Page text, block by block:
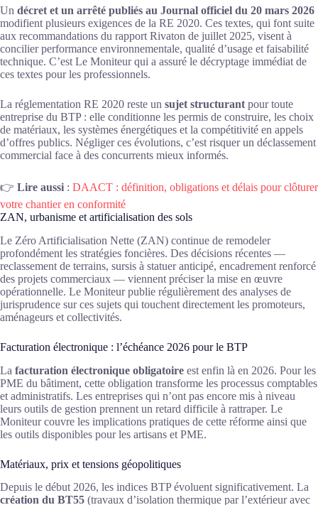
Un décret et un arrêté publiés au Journal officiel du 20 mars 2026
modifient plusieurs exigences de la RE 2020. Ces textes, qui font suite
aux recommandations du rapport Rivaton de juillet 2025, visent à
concilier performance environnementale, qualité d’usage et faisabilité
technique. C’est Le Moniteur qui a assuré le décryptage immédiat de
ces textes pour les professionnels.
La réglementation RE 2020 reste un sujet structurant pour toute
entreprise du BTP : elle conditionne les permis de construire, les choix
de matériaux, les systèmes énergétiques et la compétitivité en appels
d’offres publics. Négliger ces évolutions, c’est risquer un déclassement
commercial face à des concurrents mieux informés.
👉 Lire aussi : DAACT : définition, obligations et délais pour clôturer
votre chantier en conformité
ZAN, urbanisme et artificialisation des sols
Le Zéro Artificialisation Nette (ZAN) continue de remodeler
profondément les stratégies foncières. Des décisions récentes —
reclassement de terrains, sursis à statuer anticipé, encadrement renforcé
des projets commerciaux — viennent préciser la mise en œuvre
opérationnelle. Le Moniteur publie régulièrement des analyses de
jurisprudence sur ces sujets qui touchent directement les promoteurs,
aménageurs et collectivités.
Facturation électronique : l’échéance 2026 pour le BTP
La facturation électronique obligatoire est enfin là en 2026. Pour les
PME du bâtiment, cette obligation transforme les processus comptables
et administratifs. Les entreprises qui n’ont pas encore mis à niveau
leurs outils de gestion prennent un retard difficile à rattraper. Le
Moniteur couvre les implications pratiques de cette réforme ainsi que
les outils disponibles pour les artisans et PME.
Matériaux, prix et tensions géopolitiques
Depuis le début 2026, les indices BTP évoluent significativement. La
création du BT55 (travaux d’isolation thermique par l’extérieur avec